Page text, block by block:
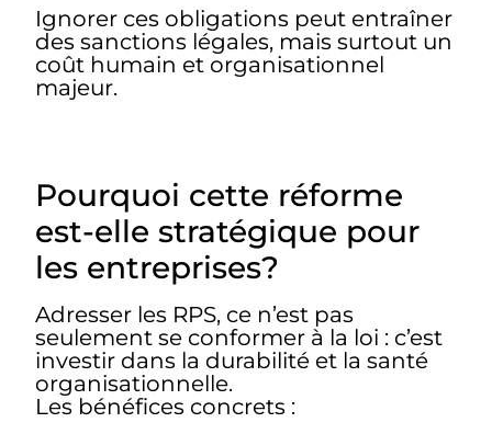
Ignorer ces obligations peut entraîner
des sanctions légales, mais surtout un
coût humain et organisationnel
majeur.
Pourquoi cette réforme
est-elle stratégique pour
les entreprises?
Adresser les RPS, ce n’est pas
seulement se conformer à la loi : c’est
investir dans la durabilité et la santé
organisationnelle.
Les bénéfices concrets :